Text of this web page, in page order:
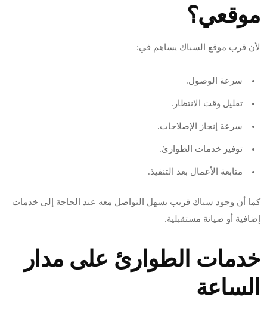
موقعي؟
لأن قرب موقع السباك يساهم في:
سرعة الوصول.
تقليل وقت الانتظار.
سرعة إنجاز الإصلاحات.
توفير خدمات الطوارئ.
متابعة الأعمال بعد التنفيذ.
كما أن وجود سباك قريب يسهل التواصل معه عند الحاجة إلى خدمات
إضافية أو صيانة مستقبلية.
خدمات الطوارئ على مدار
الساعة